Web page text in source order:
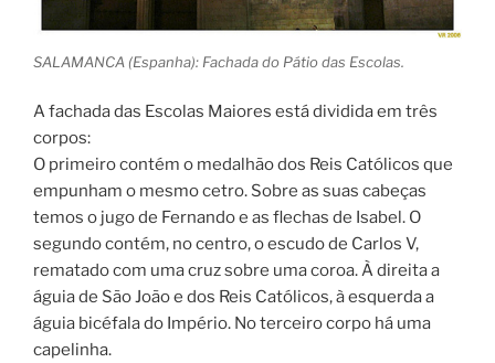
SALAMANCA (Espanha): Fachada do Pátio das Escolas.
A fachada das Escolas Maiores está dividida em três
corpos:
O primeiro contém o medalhão dos Reis Católicos que
empunham o mesmo cetro. Sobre as suas cabeças
temos o jugo de Fernando e as flechas de Isabel. O
segundo contém, no centro, o escudo de Carlos V,
rematado com uma cruz sobre uma coroa. À direita a
águia de São João e dos Reis Católicos, à esquerda a
águia bicéfala do Império. No terceiro corpo há uma
capelinha.